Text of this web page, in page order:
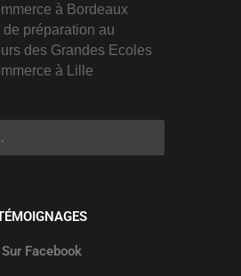
à Bordeaux
de préparation au
des Grandes Ecoles
à Lille
Sur Facebook